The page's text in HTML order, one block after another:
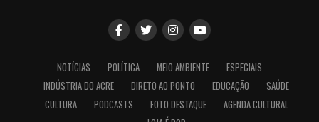
NOTÍCIAS POLÍTICA MEIO AMBIENTE
ESPECIAIS
INDÚSTRIA DO ACRE
DIRETO AO PONTO EDUCAÇÃO
SAÚDE
CULTURA
PODCASTS FOTO DESTAQUE
AGENDA CULTURAL